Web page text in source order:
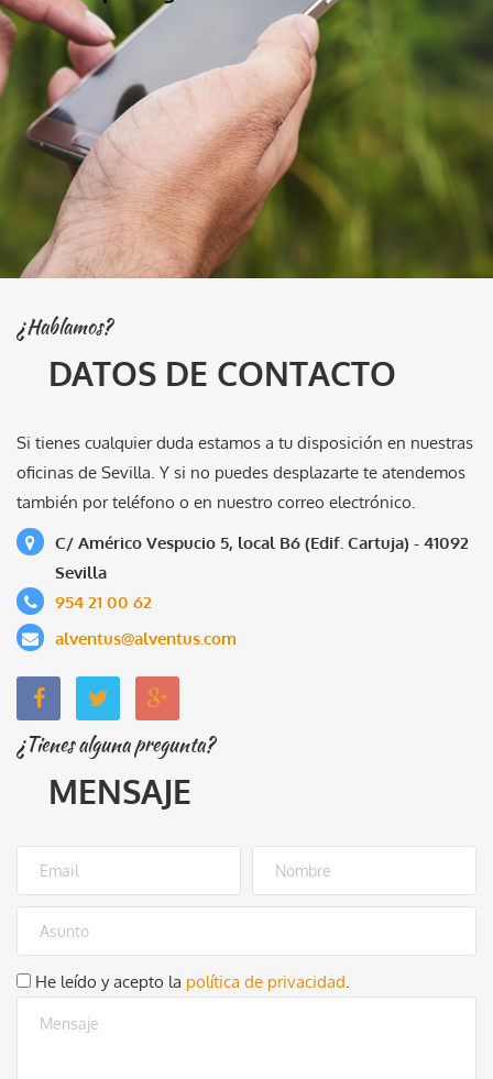
¿Hablamos?
DATOS DE CONTACTO
Si tienes cualquier duda estamos a tu disposición en nuestras
oficinas de Sevilla. Y si no puedes desplazarte te atendemos
también por teléfono o en nuestro correo electrónico.
C/ Américo Vespucio 5, local B6 (Edif. Cartuja) - 41092
Sevilla
954 21 00 62
alventus@alventus.com
¿Tienes alguna pregunta?
MENSAJE
He leído y acepto la política de privacidad.